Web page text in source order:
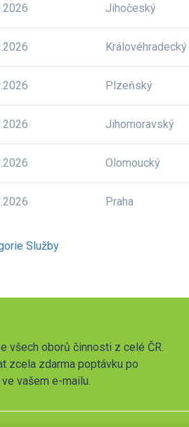
Jihočeský
Královéhradecký
Plzeňský
Jihomoravský
Olomoucký
Praha
Služby
všech oborů činnosti z celé ČR.
zcela zdarma poptávku po
vašem e-mailu.